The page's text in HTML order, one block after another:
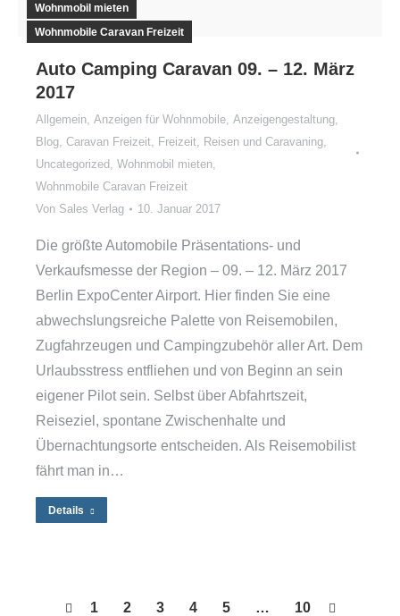
Wohnmobil mieten
Wohnmobile Caravan Freizeit
Auto Camping Caravan 09. – 12. März
2017
Allgemein, Anzeigen für Wohnmobile, Anzeigengestaltung,
Blog, Caravan Freizeit, Freizeit, Reisen und Caravaning,
Uncategorized , Wohnmobil mieten,
Wohnmobile Caravan Freizeit
Von Sales Verlag 10. Januar 2017
Die größte Automobile Präsentations- und
Verkaufsmesse der Region – 09. – 12. März 2017
Berlin ExpoCenter Airport. Hier finden Sie eine
abwechslungsreiche Palette von Reisemobilen,
Zugfahrzeugen und Campingzubehör aller Art. Dem
Urlaubsstress entfliehen und von Beginn an sein
eigener Pilot sein. Selbst über Abfahrtszeit,
Reiseziel, spontane Zwischenhalte und
Übernachtungsorte entscheiden. Als Reisemobilist
fährt man in…
Details
1 2 3 4 5 … 10